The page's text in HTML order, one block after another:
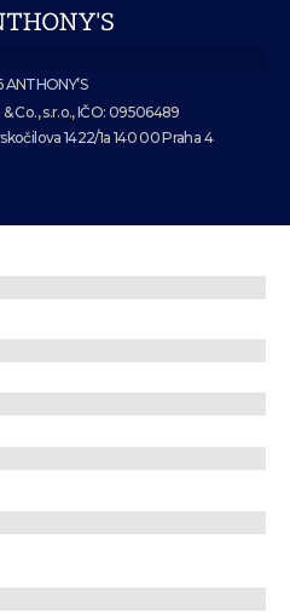
Co., s.r.o., IČO: 09506489
1422/1a 140 00 Praha 4